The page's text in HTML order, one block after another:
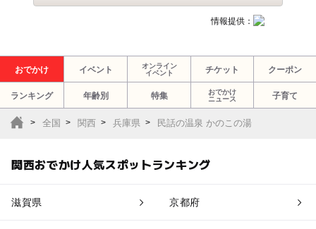
情報提供：
おでかけ イベント
オンライン
イベント
チケット クーポン
ランキング 年齢別 特集
おでかけ
ニュース
子育て
全国 関西 兵庫県 民話の温泉 かのこの湯
関西おでかけ人気スポットランキング
滋賀県 京都府